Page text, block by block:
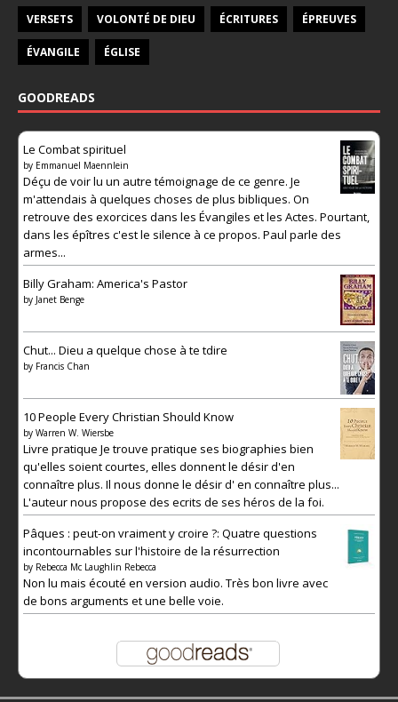
VERSETS VOLONTÉ DE DIEU ÉCRITURES ÉPREUVES
ÉVANGILE ÉGLISE
GOODREADS
Le Combat spirituel
by Emmanuel Maennlein
Déçu de voir lu un autre témoignage de ce genre. Je
m'attendais à quelques choses de plus bibliques. On
retrouve des exorcices dans les Évangiles et les Actes. Pourtant,
dans les épîtres c'est le silence à ce propos. Paul parle des
armes...
Billy Graham: America's Pastor
by Janet Benge
Chut... Dieu a quelque chose à te tdire
by Francis Chan
10 People Every Christian Should Know
by Warren W. Wiersbe
Livre pratique Je trouve pratique ses biographies bien
qu'elles soient courtes, elles donnent le désir d'en
connaître plus. Il nous donne le désir d' en connaître plus...
L'auteur nous propose des ecrits de ses héros de la foi.
Pâques : peut-on vraiment y croire ?: Quatre questions
incontournables sur l'histoire de la résurrection
by Rebecca Mc Laughlin Rebecca
Non lu mais écouté en version audio. Très bon livre avec
de bons arguments et une belle voie.